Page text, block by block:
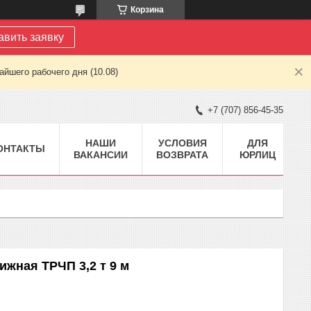
Корзина
заявку
рабочего дня (10.08)
+7 (707) 856-45-35
НАШИ
ВАКАНСИИ
УСЛОВИЯ
ВОЗВРАТА
ДЛЯ
ЮРЛИЦ
ТРЧП 3,2 т 9 м